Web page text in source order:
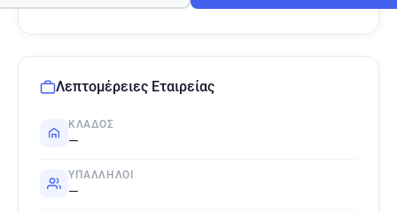
Λεπτομέρειες Εταιρείας
ΚΛΆΔΟΣ
—
ΥΠΆΛΛΗΛΟΙ
—